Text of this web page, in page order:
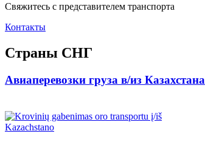
Свяжитесь с представителем транспорта
Контакты
Страны СНГ
Авиаперевозки груза в/из Казахстана